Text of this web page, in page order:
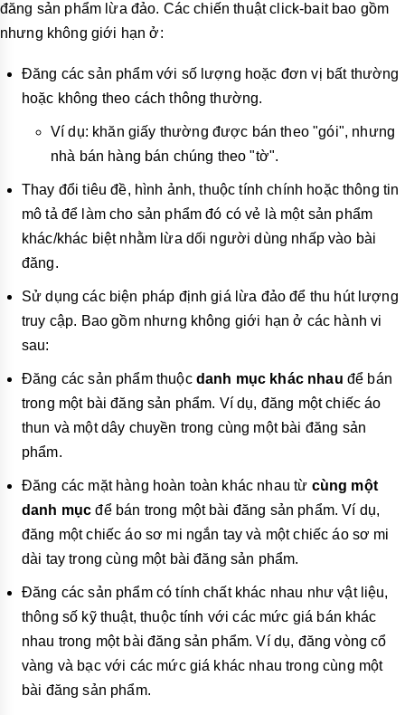
đăng sản phẩm lừa đảo. Các chiến thuật click-bait bao gồm
nhưng không giới hạn ở:
Đăng các sản phẩm với số lượng hoặc đơn vị bất thường
hoặc không theo cách thông thường.
Ví dụ: khăn giấy thường được bán theo "gói", nhưng
nhà bán hàng bán chúng theo "tờ".
Thay đổi tiêu đề, hình ảnh, thuộc tính chính hoặc thông tin
mô tả để làm cho sản phẩm đó có vẻ là một sản phẩm
khác/khác biệt nhằm lừa dối người dùng nhấp vào bài
đăng.
Sử dụng các biện pháp định giá lừa đảo để thu hút lượng
truy cập. Bao gồm nhưng không giới hạn ở các hành vi
sau:
Đăng các sản phẩm thuộc danh mục khác nhau để bán
trong một bài đăng sản phẩm. Ví dụ, đăng một chiếc áo
thun và một dây chuyền trong cùng một bài đăng sản
phẩm.
Đăng các mặt hàng hoàn toàn khác nhau từ cùng một
danh mục để bán trong một bài đăng sản phẩm. Ví dụ,
đăng một chiếc áo sơ mi ngắn tay và một chiếc áo sơ mi
dài tay trong cùng một bài đăng sản phẩm.
Đăng các sản phẩm có tính chất khác nhau như vật liệu,
thông số kỹ thuật, thuộc tính với các mức giá bán khác
nhau trong một bài đăng sản phẩm. Ví dụ, đăng vòng cổ
vàng và bạc với các mức giá khác nhau trong cùng một
bài đăng sản phẩm.